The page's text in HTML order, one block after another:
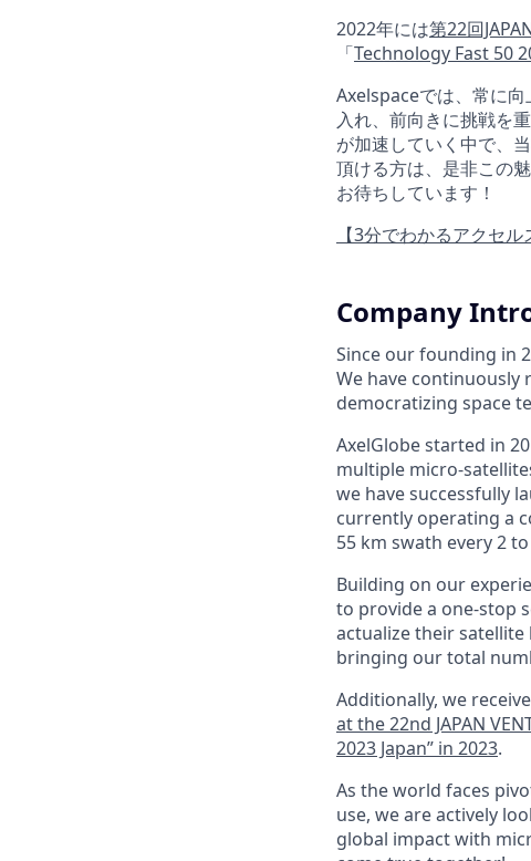
2022年には第22回
「Technology Fast 50
Axelspaceでは、常に
入れ、前向きに挑戦を
が加速していく中で、
頂ける方は、是非この
お待ちしています！
【3分でわかるアクセル
Company
Since our founding in
We have
democratizing space
AxelGlobe started in
multiple micro-
we have successfully
currently operating a
55 km swath every 2
Building on our
to provide a one-stop
actualize their satellite
bringing our total
Additionally, we
at the 22nd JAPAN
2023 Japan” in 2023.
As the world faces
use, we are actively
global impact with